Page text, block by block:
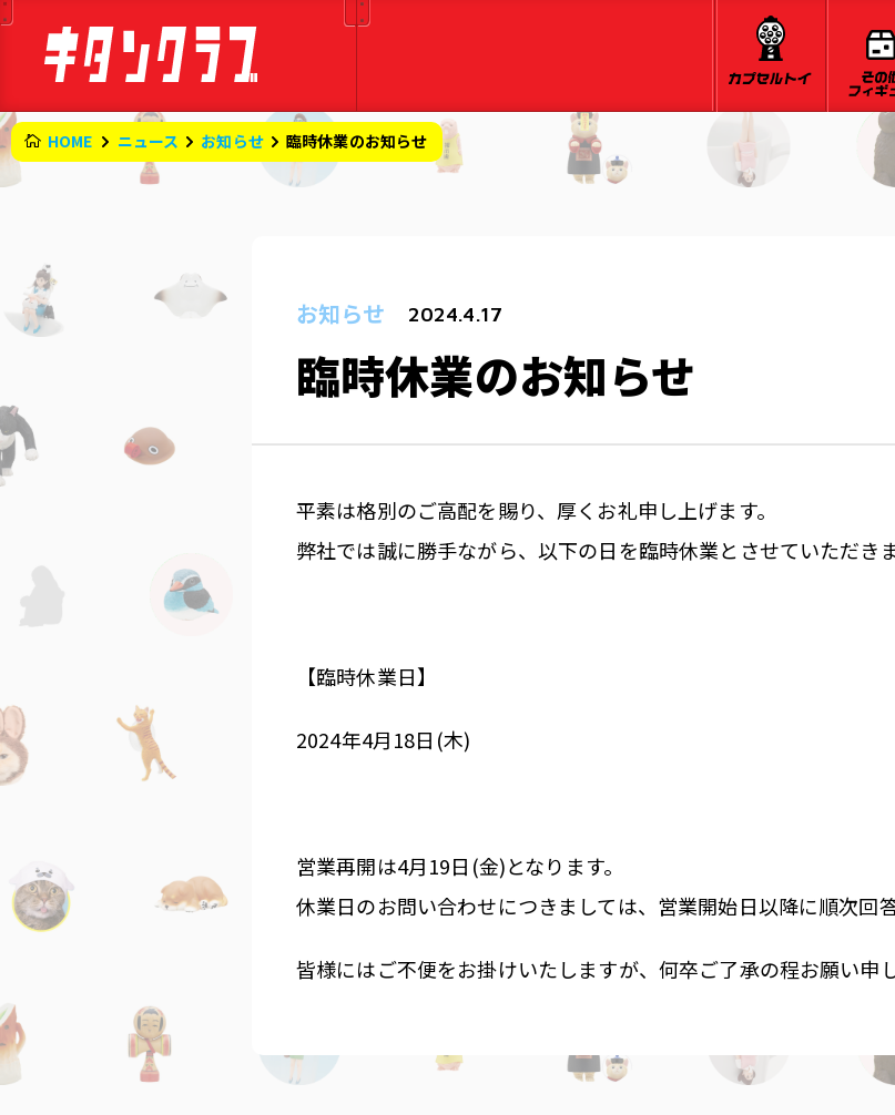
HOME ニュース お知らせ 臨時休業のお知らせ
お知らせ 2024.4.17
臨時休業のお知らせ
平素は格別のご高配を賜り、厚くお礼申し上げます。
弊社では誠に勝手ながら、以下の日を臨時休業とさせていただきま
【臨時休業日】
2024年4月18日(木)
営業再開は4月19日(金)となります。
休業日のお問い合わせにつきましては、営業開始日以降に順次回
皆様にはご不便をお掛けいたしますが、何卒ご了承の程お願い申し